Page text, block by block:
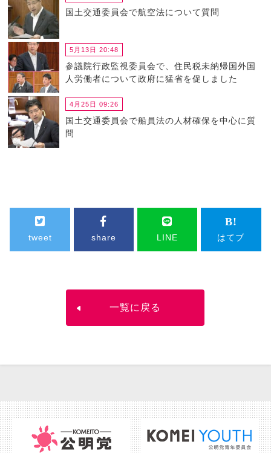
国土交通委員会で航空法について質問
5月13日 20:48
参議院行政監視委員会で、住民税未納帰国外国
人労働者について政府に猛省を促しました
4月25日 09:26
国土交通委員会で船員法の人材確保を中心に質
問
tweet share LINE はてブ
一覧に戻る